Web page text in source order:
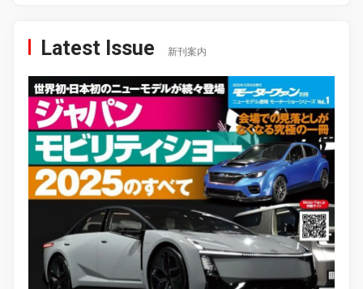
Latest Issue 新刊案内